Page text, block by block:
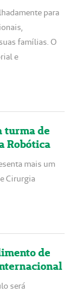
para
famílias. O
e
turma de
Robótica
mais um
Cirurgia
de
será